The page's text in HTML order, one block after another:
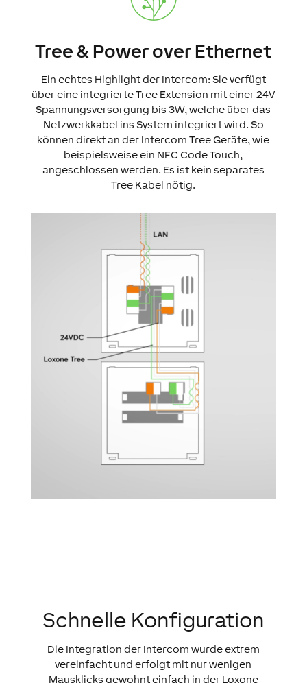
Tree & Power over Ethernet
Ein echtes Highlight der Intercom: Sie verfügt
über eine integrierte Tree Extension mit einer 24V
Spannungsversorgung bis 3W, welche über das
Netzwerkkabel ins System integriert wird. So
können direkt an der Intercom Tree Geräte, wie
beispielsweise ein NFC Code Touch,
angeschlossen werden. Es ist kein separates
Tree Kabel nötig.
Schnelle Konfiguration
Die Integration der Intercom wurde extrem
vereinfacht und erfolgt mit nur wenigen
Mausklicks gewohnt einfach in der Loxone